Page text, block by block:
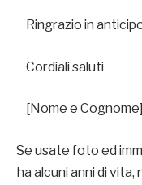
Ringrazio in
Cordiali saluti
[Nome e Cognome]
Se usate foto ed
ha alcuni anni di vita,